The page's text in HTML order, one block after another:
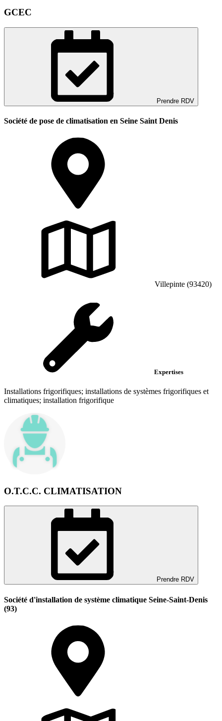
GCEC
Prendre RDV
Société de pose de climatisation en Seine Saint Denis
Villepinte (93420)
Expertises
Installations frigorifiques; installations de systèmes frigorifiques et
climatiques; installation frigorifique
O.T.C.C. CLIMATISATION
Prendre RDV
Société d'installation de système climatique Seine-Saint-Denis
(93)